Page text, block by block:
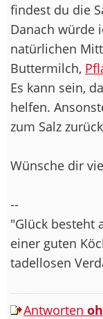
findest du die
Danach würde
natürlichen
Buttermilch,
Es kann sein,
helfen.
zum Salz
Wünsche dir
--
"Glück besteht
einer guten
tadellosen
Antworten